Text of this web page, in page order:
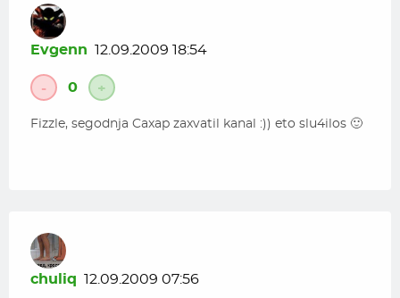
Evgenn 12.09.2009 18:54
- 0 +
Fizzle, segodnja Caxap zaxvatil kanal :)) eto slu4ilos 🙂
chuliq 12.09.2009 07:56